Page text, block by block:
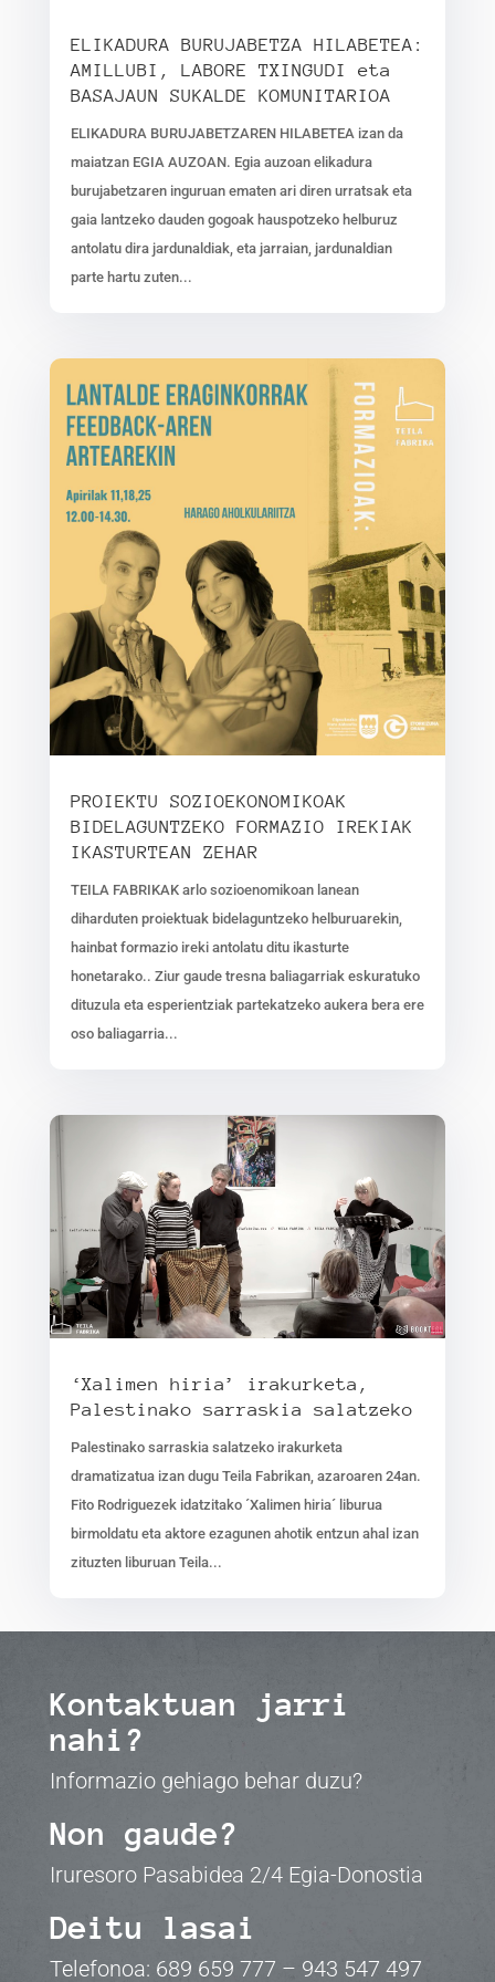
ELIKADURA BURUJABETZA HILABETEA:
AMILLUBI, LABORE TXINGUDI eta
BASAJAUN SUKALDE KOMUNITARIOA
ELIKADURA BURUJABETZAREN HILABETEA izan da
maiatzan EGIA AUZOAN. Egia auzoan elikadura
burujabetzaren inguruan ematen ari diren urratsak eta
gaia lantzeko dauden gogoak hauspotzeko helburuz
antolatu dira jardunaldiak, eta jarraian, jardunaldian
parte hartu zuten...
PROIEKTU SOZIOEKONOMIKOAK
BIDELAGUNTZEKO FORMAZIO IREKIAK
IKASTURTEAN ZEHAR
TEILA FABRIKAK arlo sozioenomikoan lanean
diharduten proiektuak bidelaguntzeko helburuarekin,
hainbat formazio ireki antolatu ditu ikasturte
honetarako.. Ziur gaude tresna baliagarriak eskuratuko
dituzula eta esperientziak partekatzeko aukera bera ere
oso baliagarria...
‘Xalimen hiria’ irakurketa,
Palestinako sarraskia salatzeko
Palestinako sarraskia salatzeko irakurketa
dramatizatua izan dugu Teila Fabrikan, azaroaren 24an.
Fito Rodriguezek idatzitako ´Xalimen hiria´ liburua
birmoldatu eta aktore ezagunen ahotik entzun ahal izan
zituzten liburuan Teila...
Kontaktuan jarri
nahi?
Informazio gehiago behar duzu?
Non gaude?
Iruresoro Pasabidea 2/4 Egia-Donostia
Deitu lasai
Telefonoa: 689 659 777 – 943 547 497